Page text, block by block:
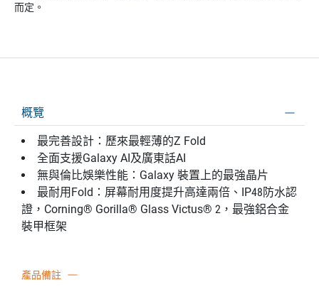
而定。
概覽
最完善設計：歷來最輕薄的Z Fold
全面支援Galaxy AI及廣東話AI
無與倫比娛樂性能：Galaxy 裝置上的最強晶片
最耐用Fold：屏幕耐用度提升高達兩倍、IP48防水認
證，Corning® Gorilla® Glass Victus® 2，最強鋁合金
裝甲框架
產品備註